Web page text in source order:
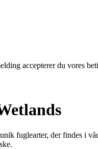
accepterer du vores
fuglearter, der findes i